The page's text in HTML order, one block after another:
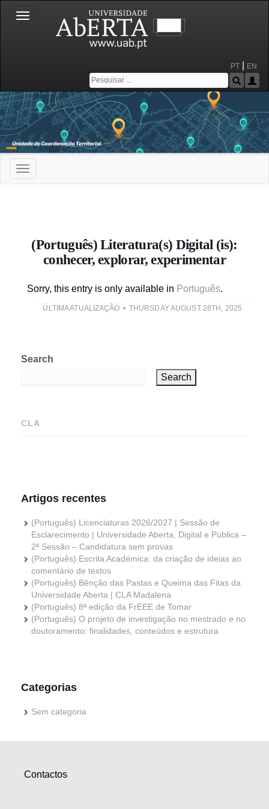
Toggle
navigation
PT EN
Toggle
navigation
(Português) Literatura(s) Digital (is):
conhecer, explorar, experimentar
Sorry, this entry is only available in Português.
ÚLTIMA ATUALIZAÇÃO THURSDAY AUGUST 28TH, 2025
Search
Search
CLA
Artigos recentes
(Português) Licenciaturas 2026/2027 | Sessão de
Esclarecimento | Universidade Aberta, Digital e Pública –
2ª Sessão – Candidatura sem provas
(Português) Escrita Académica: da criação de ideias ao
comentário de textos
(Português) Bênção das Pastas e Queima das Fitas da
Universidade Aberta | CLA Madalena
(Português) 8ª edição da FrEEE de Tomar
(Português) O projeto de investigação no mestrado e no
doutoramento: finalidades, conteúdos e estrutura
Categorias
Sem categoria
Contactos